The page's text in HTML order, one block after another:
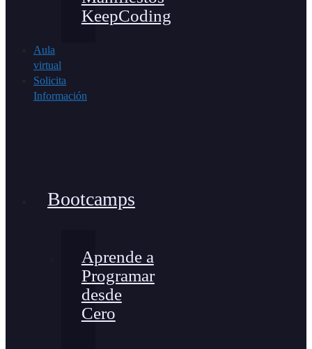
KeepCoding
Aula
virtual
Solicita
Información
Bootcamps
Aprende a
Programar
desde
Cero